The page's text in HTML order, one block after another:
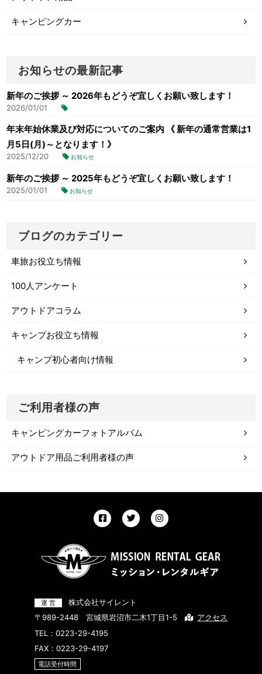
キャンピングカー
お知らせの最新記事
新年のご挨拶 ～ 2026年もどうぞ宜しくお願い致します！
2026/01/01
年末年始休業及び対応についてのご案内 《 新年の通常営業は1
月5日(月)～となります！》
2025/12/20 お知らせ
新年のご挨拶 ～ 2025年もどうぞ宜しくお願い致します！
2025/01/01 お知らせ
ブログのカテゴリー
車旅お役立ち情報
100人アンケート
アウトドアコラム
キャンプお役立ち情報
キャンプ初心者向け情報
ご利用者様の声
キャンピングカーフォトアルバム
アウトドア用品ご利用者様の声
株式会社サイレント
〒989-2448 宮城県岩沼市二木1丁目1-5
アクセス
TEL： 0223-29-4195
FAX：0223-29-4197
電話受付時間